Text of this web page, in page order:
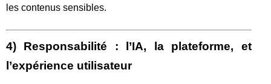
les contenus sensibles.
4) Responsabilité : l’IA, la plateforme, et
l’expérience utilisateur